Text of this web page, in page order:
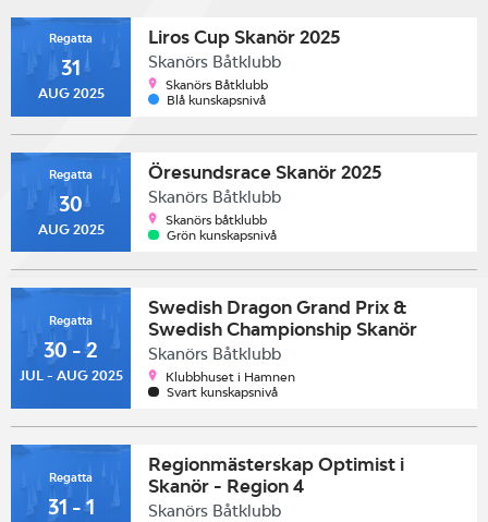
Regatta
31
AUG 2025
Liros Cup Skanör 2025
Skanörs Båtklubb
Skanörs Båtklubb
Blå kunskapsnivå
Regatta
30
AUG 2025
Öresundsrace Skanör 2025
Skanörs Båtklubb
Skanörs båtklubb
Grön kunskapsnivå
Regatta
30 - 2
JUL - AUG 2025
Swedish Dragon Grand Prix &
Swedish Championship Skanör
Skanörs Båtklubb
Klubbhuset i Hamnen
Svart kunskapsnivå
Regatta
31 - 1
Regionmästerskap Optimist i
Skanör - Region 4
Skanörs Båtklubb